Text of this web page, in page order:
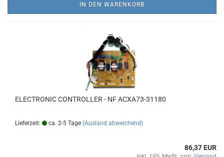
IN DEN WARENKORB
ELECTRONIC CONTROLLER - NF ACXA73-31180
Lieferzeit: ca. 2-5 Tage (Ausland abweichend)
86,37 EUR